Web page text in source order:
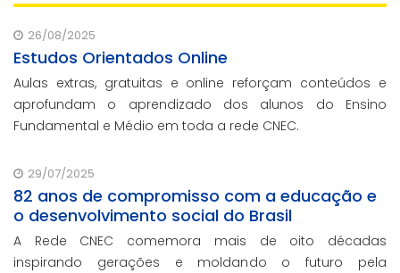
26/08/2025
Estudos Orientados Online
Aulas extras, gratuitas e online reforçam conteúdos e
aprofundam o aprendizado dos alunos do Ensino
Fundamental e Médio em toda a rede CNEC.
29/07/2025
82 anos de compromisso com a educação e
o desenvolvimento social do Brasil
A Rede CNEC comemora mais de oito décadas
inspirando gerações e moldando o futuro pela